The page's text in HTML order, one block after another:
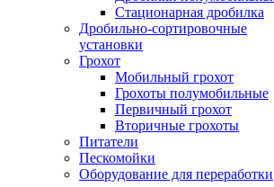
Стационарная дробилка
Дробильно-сортировочные
установки
Грохот
Мобильный грохот
Грохоты полумобильные
Первичный грохот
Вторичные грохоты
Питатели
Пескомойки
Оборудование для переработки